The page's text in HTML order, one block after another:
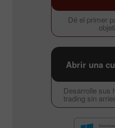
Dé el primer
Desarrolle sus
trading sin
Abrir una